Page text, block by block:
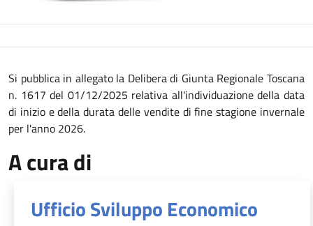
Descrizione
Si pubblica in allegato la Delibera di Giunta Regionale Toscana
n. 1617 del 01/12/2025 relativa all'individuazione della data
di inizio e della durata delle vendite di fine stagione invernale
per l'anno 2026.
A cura di
Ufficio Sviluppo Economico